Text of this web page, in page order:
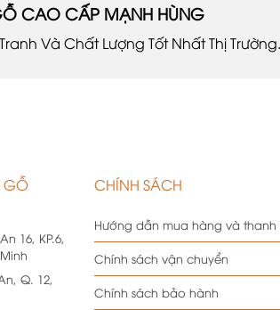
CAO CẤP MẠNH HÙNG
Và Chất Lượng Tốt Nhất Thị Trường.
GỖ
16, KP.6,
Q. 12,
CHÍNH SÁCH
Hướng dẫn mua hàng và thanh
Chính sách vận chuyển
Chính sách bảo hành